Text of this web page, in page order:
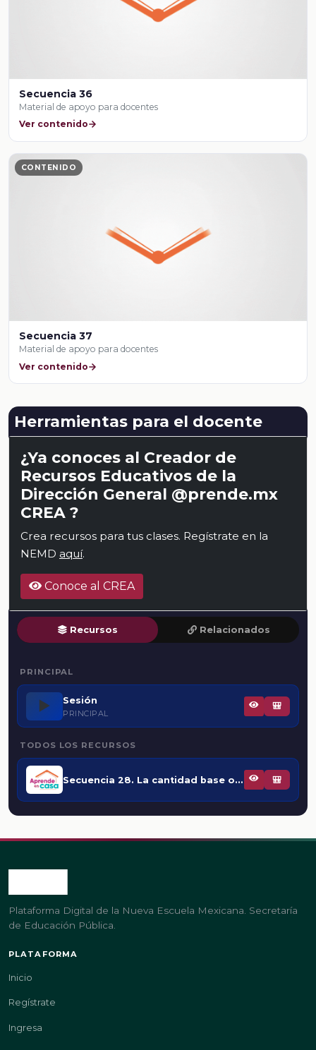
Secuencia 36
Material de apoyo para docentes
Ver contenido
CONTENIDO
Secuencia 37
Material de apoyo para docentes
Ver contenido
Herramientas para el docente
¿Ya conoces al Creador de
Recursos Educativos de la
Dirección General @prende.mx
CREA ?
Crea recursos para tus clases. Regístrate en la
NEMD aquí.
Conoce al CREA
Recursos Relacionados
PRINCIPAL
▶️ Sesión
PRINCIPAL
🎒
TODOS LOS RECURSOS
Secuencia 28. La cantidad base o el tanto por ciento 🎒
Plataforma Digital de la Nueva Escuela Mexicana. Secretaría
de Educación Pública.
PLATAFORMA
Inicio
Regístrate
Ingresa